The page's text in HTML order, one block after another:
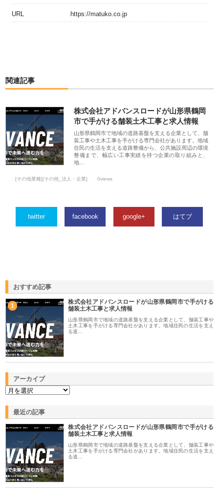
URL https://matuko.co.jp
関連記事
株式会社アドバンスロードが山形県鶴岡
市で手がける舗装土木工事と求人情報
山形県鶴岡市で地域の道路基盤を支える企業として、舗
装工事や土木工事を手がける専門会社があります。地域
住民の生活を支える道路整備から、公共施設周辺の環境
整備まで、幅広い工事実績を持つ企業の取り組みと、
地…
[その他業種][その他_法人・企業] 0views
twitter facebook google+ はてブ
おすすめ記事
1
株式会社アドバンスロードが山形県鶴岡市で手がける
舗装土木工事と求人情報
山形県鶴岡市で地域の道路基盤を支える企業として、舗装工事や
土木工事を手がける専門会社があります。地域住民の生活を支え
る道…
アーカイブ
最近の記事
株式会社アドバンスロードが山形県鶴岡市で手がける
舗装土木工事と求人情報
山形県鶴岡市で地域の道路基盤を支える企業として、舗装工事や
土木工事を手がける専門会社があります。地域住民の生活を支え
る道…